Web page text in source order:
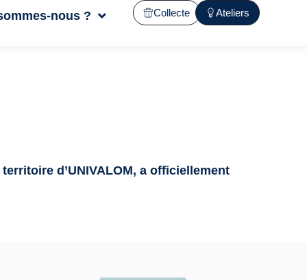
nous ? Collecte Ateliers
d’UNIVALOM, a officiellement